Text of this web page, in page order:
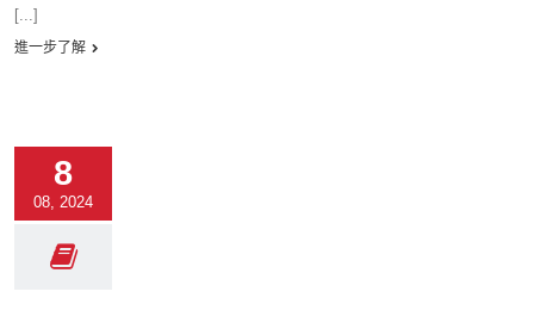
[...]
進一步了解
8
08, 2024